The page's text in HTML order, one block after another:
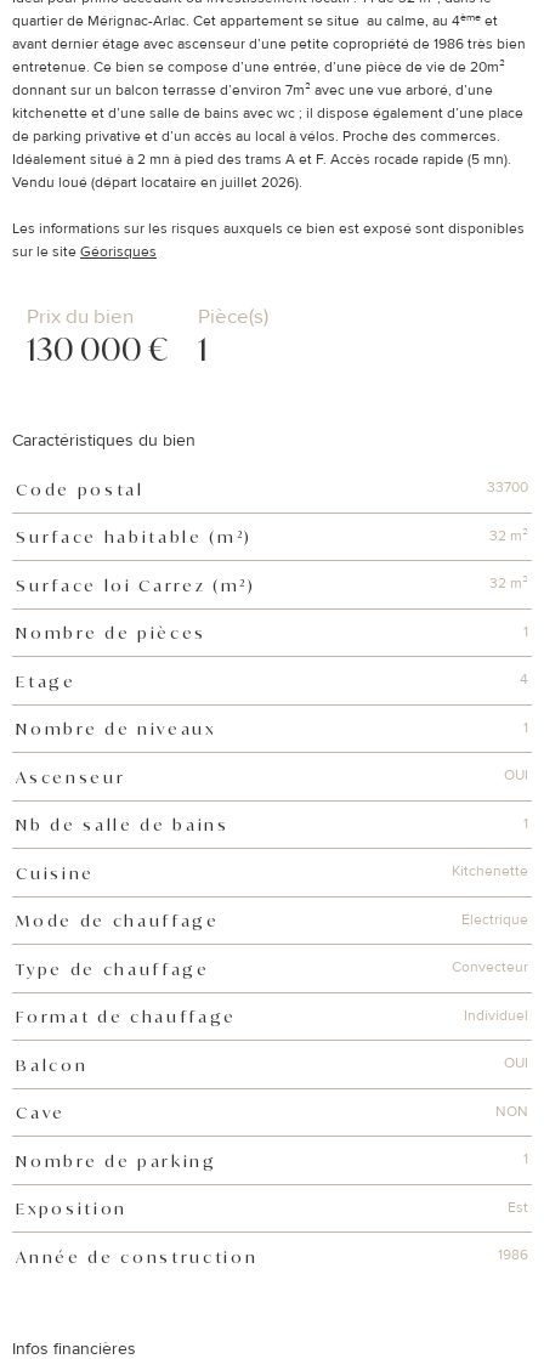
quartier de Mérignac-Arlac. Cet appartement se situe au calme, au 4ème et
avant dernier étage avec ascenseur d’une petite copropriété de 1986 très bien
entretenue. Ce bien se compose d’une entrée, d’une pièce de vie de 20m²
donnant sur un balcon terrasse d’environ 7m² avec une vue arboré, d’une
kitchenette et d’une salle de bains avec wc ; il dispose également d’une place
de parking privative et d’un accès au local à vélos. Proche des commerces.
Idéalement situé à 2 mn à pied des trams A et F. Accès rocade rapide (5 mn).
Vendu loué (départ locataire en juillet 2026).
Les informations sur les risques auxquels ce bien est exposé sont disponibles
sur le site Géorisques
Prix du bien
130 000 €
Pièce(s)
1
Caractéristiques du bien
Caractéristiques Valeurs
Code postal 33700
Surface habitable (m²) 32 m²
Surface loi Carrez (m²) 32 m²
Nombre de pièces 1
Etage 4
Nombre de niveaux 1
Ascenseur OUI
Nb de salle de bains 1
Cuisine Kitchenette
Mode de chauffage Electrique
Type de chauffage Convecteur
Format de chauffage Individuel
Balcon OUI
Cave NON
Nombre de parking 1
Exposition Est
Année de construction 1986
Infos financières